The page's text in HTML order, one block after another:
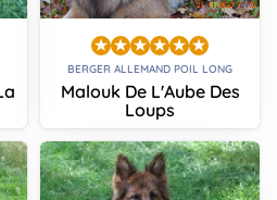
BERGER ALLEMAND POIL LONG
Malouk De L'Aube Des
Loups